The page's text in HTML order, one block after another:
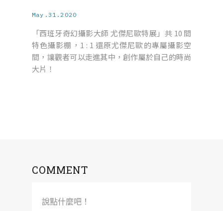
May.31.2020
「西班牙奇幻攝影大師 尤傑尼歐特展」共 10 間
特色攝影棚，1 : 1 還原尤傑尼歐的專屬攝影空
間，讓觀者可以走進其中，創作屬於自己的時尚
大片！
COMMENT
說點什麼吧！